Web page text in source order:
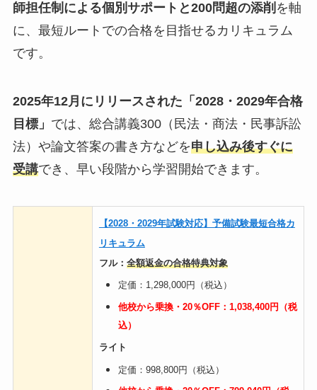
師担任制による個別サポートと200問超の添削 を軸
に、最短ルートでの合格を目指せるカリキュラム
です。
2025年12月にリリースされた「2028・2029年合格
目標」 では、総合講義300（民法・商法・民事訴訟
法）や論文答案の書き方などを申し込み後すぐに
受講でき、早い段階から学習開始できます。
【2028・2029年試験対応】予備試験最短合格カ
リキュラム
フル： 全額返金の合格特典対象
定価：1,298,000円（税込）
他校から乗換・20％OFF：1,038,400円（税
込）
ライト
定価：998,800円（税込）